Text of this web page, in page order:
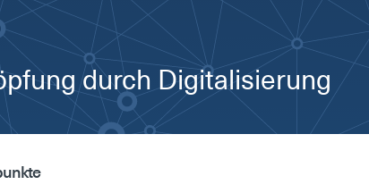
durch Digitalisierung